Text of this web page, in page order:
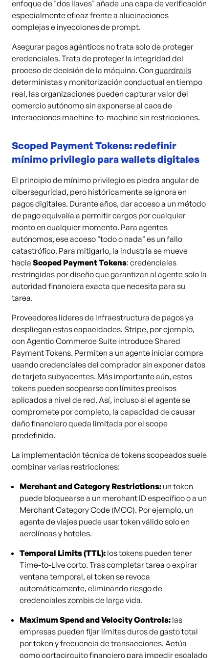
enfoque de "dos llaves" añade una capa de verificación
especialmente eficaz frente a alucinaciones
complejas e inyecciones de prompt.
Asegurar pagos agénticos no trata solo de proteger
credenciales. Trata de proteger la integridad del
proceso de decisión de la máquina. Con guardrails
deterministas y monitorización conductual en tiempo
real, las organizaciones pueden capturar valor del
comercio autónomo sin exponerse al caos de
interacciones machine-to-machine sin restricciones.
Scoped Payment Tokens: redefinir
mínimo privilegio para wallets digitales
El principio de mínimo privilegio es piedra angular de
ciberseguridad, pero históricamente se ignora en
pagos digitales. Durante años, dar acceso a un método
de pago equivalía a permitir cargos por cualquier
monto en cualquier momento. Para agentes
autónomos, ese acceso "todo o nada" es un fallo
catastrófico. Para mitigarlo, la industria se mueve
hacia Scoped Payment Tokens: credenciales
restringidas por diseño que garantizan al agente solo la
autoridad financiera exacta que necesita para su
tarea.
Proveedores líderes de infraestructura de pagos ya
despliegan estas capacidades. Stripe, por ejemplo,
con Agentic Commerce Suite introduce Shared
Payment Tokens. Permiten a un agente iniciar compra
usando credenciales del comprador sin exponer datos
de tarjeta subyacentes. Más importante aún, estos
tokens pueden scopearse con límites precisos
aplicados a nivel de red. Así, incluso si el agente se
compromete por completo, la capacidad de causar
daño financiero queda limitada por el scope
predefinido.
La implementación técnica de tokens scopeados suele
combinar varias restricciones:
Merchant and Category Restrictions: un token
puede bloquearse a un merchant ID específico o a un
Merchant Category Code (MCC). Por ejemplo, un
agente de viajes puede usar token válido solo en
aerolíneas y hoteles.
Temporal Limits (TTL): los tokens pueden tener
Time-to-Live corto. Tras completar tarea o expirar
ventana temporal, el token se revoca
automáticamente, eliminando riesgo de
credenciales zombis de larga vida.
Maximum Spend and Velocity Controls: las
empresas pueden fijar límites duros de gasto total
por token y frecuencia de transacciones. Actúa
como cortacircuito financiero para impedir escalado